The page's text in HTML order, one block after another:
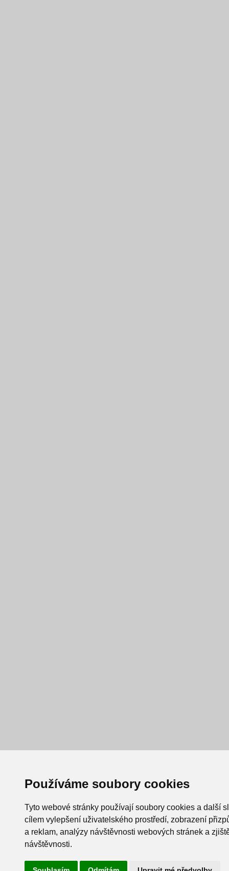
Používáme soubory cookies
Tyto webové stránky používají soubory cookies a další
cílem vylepšení uživatelského prostředí, zobrazení
a reklam, analýzy návštěvnosti webových stránek a
návštěvnosti.